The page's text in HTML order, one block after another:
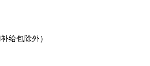
给包除外）